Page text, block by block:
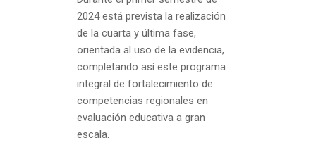
2024 está prevista la realización
de la cuarta y última fase,
orientada al uso de la evidencia,
completando así este programa
integral de fortalecimiento de
competencias regionales en
evaluación educativa a gran
escala.